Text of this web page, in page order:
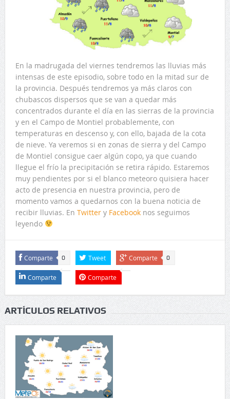
En la madrugada del viernes tendremos las lluvias más
intensas de este episodio, sobre todo en la mitad sur de
la provincia. Después tendremos ya más claros con
chubascos dispersos que se van a quedar más
concentrados durante el día en las sierras de la provincia
y en el Campo de Montiel probablemente, con
temperaturas en descenso y, con ello, bajada de la cota
de nieve. Ya veremos si en zonas de sierra y del Campo
de Montiel consigue caer algún copo, ya que cuando
llegue el frío la precipitación se retira rápido. Estaremos
muy pendientes por si el blanco meteoro quisiera hacer
acto de presencia en nuestra provincia, pero de
momento vamos a quedarnos con la buena noticia de
recibir lluvias. En Twittery Facebooknos seguimos
leyendo
Comparte 0 Tweet Comparte 0
Comparte Comparte
ARTÍCULOS RELATIVOS